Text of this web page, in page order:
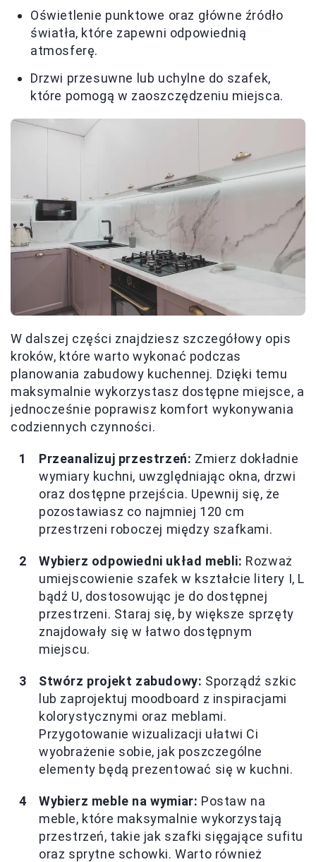
Oświetlenie punktowe oraz główne źródło
światła, które zapewni odpowiednią
atmosferę.
Drzwi przesuwne lub uchylne do szafek,
które pomogą w zaoszczędzeniu miejsca.
W dalszej części znajdziesz szczegółowy opis
kroków, które warto wykonać podczas
planowania zabudowy kuchennej. Dzięki temu
maksymalnie wykorzystasz dostępne miejsce, a
jednocześnie poprawisz komfort wykonywania
codziennych czynności.
Przeanalizuj przestrzeń: Zmierz dokładnie
wymiary kuchni, uwzględniając okna, drzwi
oraz dostępne przejścia. Upewnij się, że
pozostawiasz co najmniej 120 cm
przestrzeni roboczej między szafkami.
Wybierz odpowiedni układ mebli: Rozważ
umiejscowienie szafek w kształcie litery I, L
bądź U, dostosowując je do dostępnej
przestrzeni. Staraj się, by większe sprzęty
znajdowały się w łatwo dostępnym
miejscu.
Stwórz projekt zabudowy: Sporządź szkic
lub zaprojektuj moodboard z inspiracjami
kolorystycznymi oraz meblami.
Przygotowanie wizualizacji ułatwi Ci
wyobrażenie sobie, jak poszczególne
elementy będą prezentować się w kuchni.
Wybierz meble na wymiar: Postaw na
meble, które maksymalnie wykorzystają
przestrzeń, takie jak szafki sięgające sufitu
oraz sprytne schowki. Warto również